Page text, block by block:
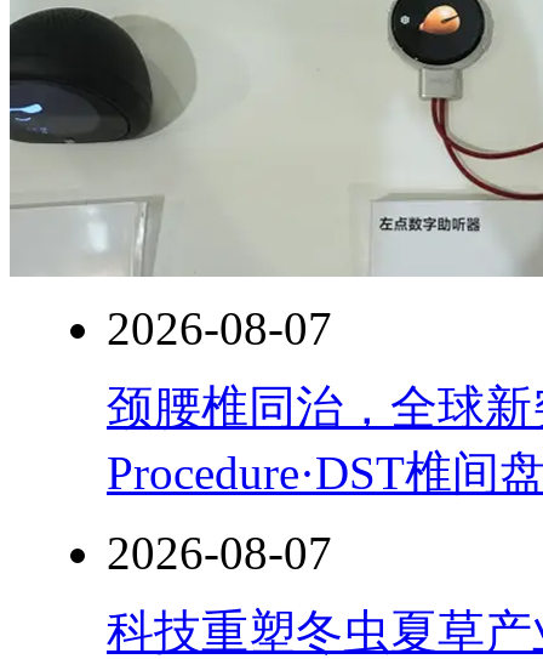
2026-08-07
颈腰椎同治，全球
Procedure·DST椎间
2026-08-07
科技重塑冬虫夏草